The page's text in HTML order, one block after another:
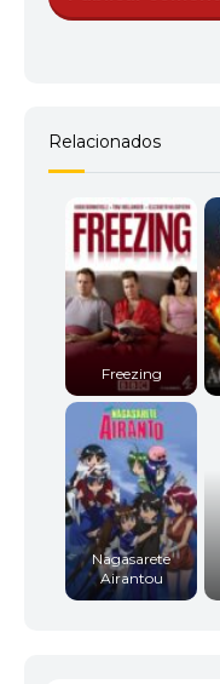
Relacionados
Freezing
Nagasarete
Airantou